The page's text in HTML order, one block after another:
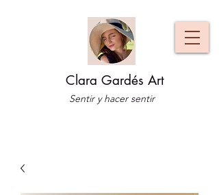
Clara Gardés Art
Sentir y hacer sentir